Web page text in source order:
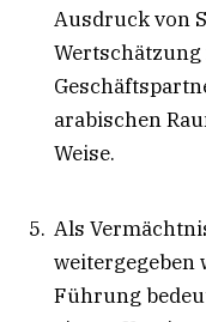
Ausdruck von
Wertschätzung
arabischen
Weise.
Als
weitergegeben
Führung